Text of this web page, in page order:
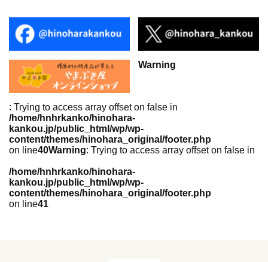
Warning
: Trying to access array offset on false in
/home/hnhrkanko/hinohara-
kankou.jp/public_html/wp/wp-
content/themes/hinohara_original/footer.php
on line40Warning: Trying to access array offset on false in
/home/hnhrkanko/hinohara-
kankou.jp/public_html/wp/wp-
content/themes/hinohara_original/footer.php
on line41